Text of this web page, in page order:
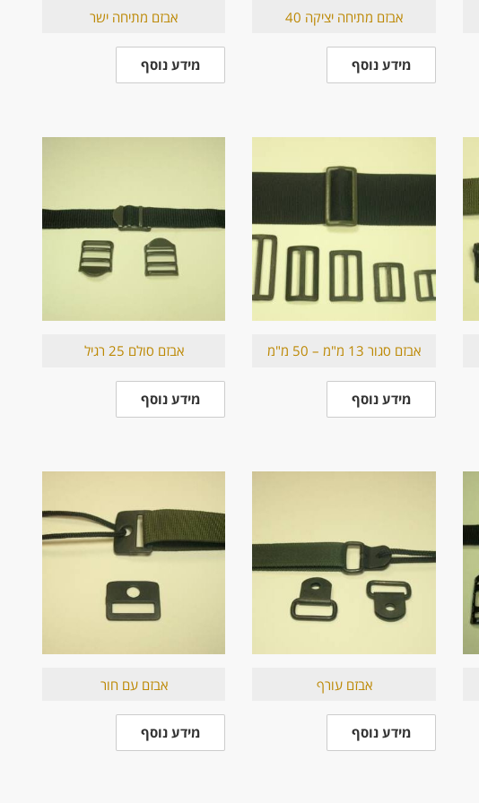
אבזם מתיחה יציקה 40
מידע נוסף
אבזם מתיחה ישר
מידע נוסף
אבזם סגור 13 מ"מ – 50 מ"מ
מידע נוסף
אבזם סולם 25 רגיל
מידע נוסף
אבזם עורף
מידע נוסף
אבזם עם חור
מידע נוסף